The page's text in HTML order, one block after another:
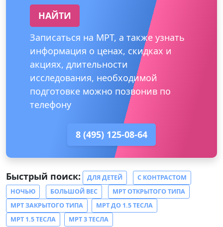
НАЙТИ
Записаться на МРТ, а также узнать
информация о ценах, скидках и
акциях, длительности
исследования, необходимой
подготовке можно позвонив по
телефону
8 (495) 125-08-64
Быстрый поиск: ДЛЯ ДЕТЕЙ
С КОНТРАСТОМ
НОЧЬЮ
БОЛЬШОЙ ВЕС
МРТ ОТКРЫТОГО ТИПА
МРТ ЗАКРЫТОГО ТИПА
МРТ ДО 1.5 ТЕСЛА
МРТ 1.5 ТЕСЛА
МРТ 3 ТЕСЛА